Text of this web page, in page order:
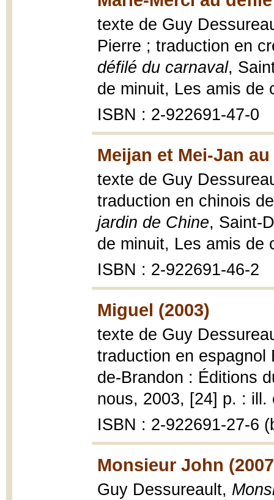
texte de Guy
Pierre ; traduction en
défilé du carnaval,
de minuit, Les amis de
ISBN : 2-922691-47-0
Meijan et Mei-Jan
texte de Guy
traduction en chinois
jardin de Chine, Saint-
de minuit, Les amis de
ISBN : 2-922691-46-2
Miguel (2003)
texte de Guy
traduction en
de-Brandon : Éditions
nous, 2003, [24] p. : ill.
ISBN : 2-922691-27-6
Monsieur John
Guy Dessureault,